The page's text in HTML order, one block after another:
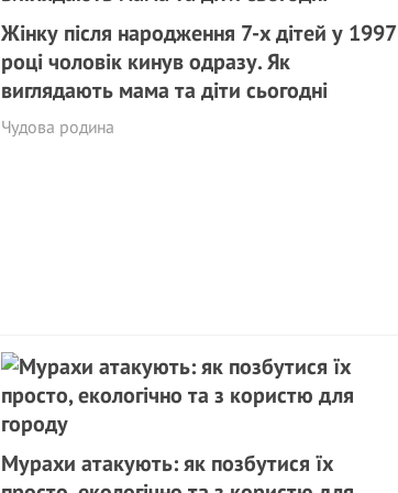
Жінку після народження 7-х дітей у 1997
році чоловік кинув одразу. Як
виглядають мама та діти сьогодні
Чудова родина
Мурахи aтакyють: як позбутися їх